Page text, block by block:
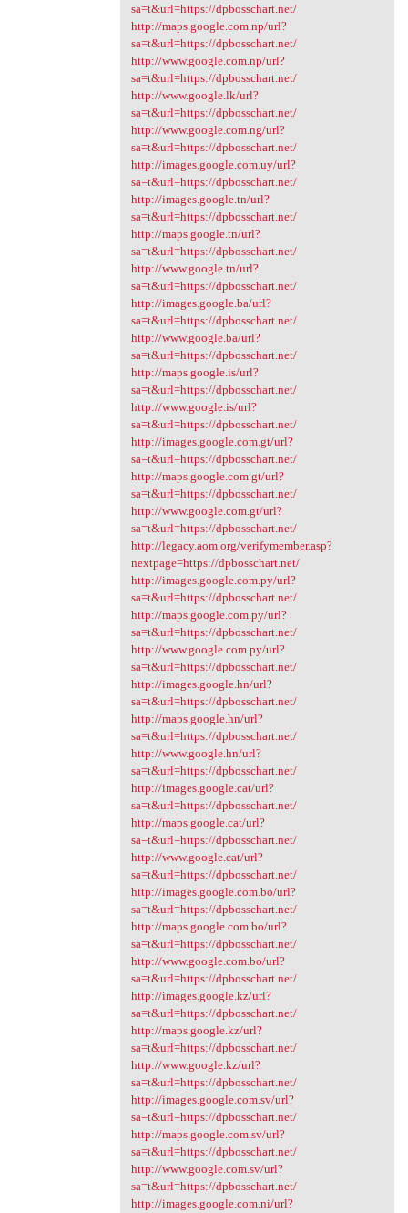
sa=t&url=https://dpbosschart.net/
http://maps.google.com.np/url?
sa=t&url=https://dpbosschart.net/
http://www.google.com.np/url?
sa=t&url=https://dpbosschart.net/
http://www.google.lk/url?
sa=t&url=https://dpbosschart.net/
http://www.google.com.ng/url?
sa=t&url=https://dpbosschart.net/
http://images.google.com.uy/url?
sa=t&url=https://dpbosschart.net/
http://images.google.tn/url?
sa=t&url=https://dpbosschart.net/
http://maps.google.tn/url?
sa=t&url=https://dpbosschart.net/
http://www.google.tn/url?
sa=t&url=https://dpbosschart.net/
http://images.google.ba/url?
sa=t&url=https://dpbosschart.net/
http://www.google.ba/url?
sa=t&url=https://dpbosschart.net/
http://maps.google.is/url?
sa=t&url=https://dpbosschart.net/
http://www.google.is/url?
sa=t&url=https://dpbosschart.net/
http://images.google.com.gt/url?
sa=t&url=https://dpbosschart.net/
http://maps.google.com.gt/url?
sa=t&url=https://dpbosschart.net/
http://www.google.com.gt/url?
sa=t&url=https://dpbosschart.net/
http://legacy.aom.org/verifymember.asp?
nextpage=https://dpbosschart.net/
http://images.google.com.py/url?
sa=t&url=https://dpbosschart.net/
http://maps.google.com.py/url?
sa=t&url=https://dpbosschart.net/
http://www.google.com.py/url?
sa=t&url=https://dpbosschart.net/
http://images.google.hn/url?
sa=t&url=https://dpbosschart.net/
http://maps.google.hn/url?
sa=t&url=https://dpbosschart.net/
http://www.google.hn/url?
sa=t&url=https://dpbosschart.net/
http://images.google.cat/url?
sa=t&url=https://dpbosschart.net/
http://maps.google.cat/url?
sa=t&url=https://dpbosschart.net/
http://www.google.cat/url?
sa=t&url=https://dpbosschart.net/
http://images.google.com.bo/url?
sa=t&url=https://dpbosschart.net/
http://maps.google.com.bo/url?
sa=t&url=https://dpbosschart.net/
http://www.google.com.bo/url?
sa=t&url=https://dpbosschart.net/
http://images.google.kz/url?
sa=t&url=https://dpbosschart.net/
http://maps.google.kz/url?
sa=t&url=https://dpbosschart.net/
http://www.google.kz/url?
sa=t&url=https://dpbosschart.net/
http://images.google.com.sv/url?
sa=t&url=https://dpbosschart.net/
http://maps.google.com.sv/url?
sa=t&url=https://dpbosschart.net/
http://www.google.com.sv/url?
sa=t&url=https://dpbosschart.net/
http://images.google.com.ni/url?